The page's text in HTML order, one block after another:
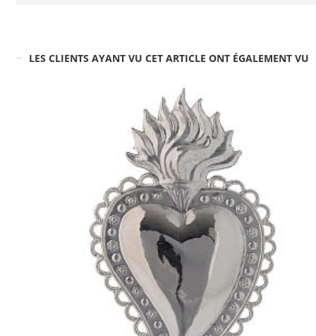
LES CLIENTS AYANT VU CET ARTICLE ONT ÉGALEMENT VU